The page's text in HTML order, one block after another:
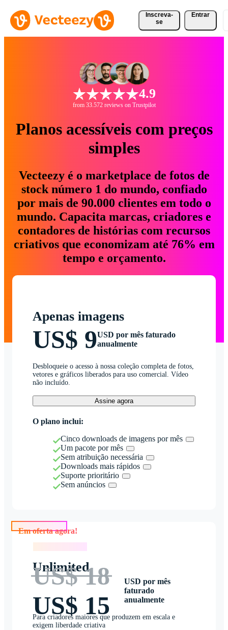
Inscreva-
se
Entrar
4.9
from 33.572 reviews on Trustpilot
Planos acessíveis com preços
simples
Vecteezy é o marketplace de fotos de
stock número 1 do mundo, confiado
por mais de 90.000 clientes em todo o
mundo. Capacita marcas, criadores e
contadores de histórias com recursos
criativos que economizam até 76% em
tempo e orçamento.
Apenas imagens
US$ 9USD por mês faturado
anualmente
Desbloqueie o acesso à nossa coleção completa de fotos,
vetores e gráficos liberados para uso comercial. Vídeo
não incluído.
Assine agora
O plano inclui:
Cinco downloads de imagens por mês
Um pacote por mês
Sem atribuição necessária
Downloads mais rápidos
Suporte prioritário
Sem anúncios
Unlimited
US$ 18
US$ 15
USD por mês
faturado
anualmente
Para criadores maiores que produzem em escala e
exigem liberdade criativa